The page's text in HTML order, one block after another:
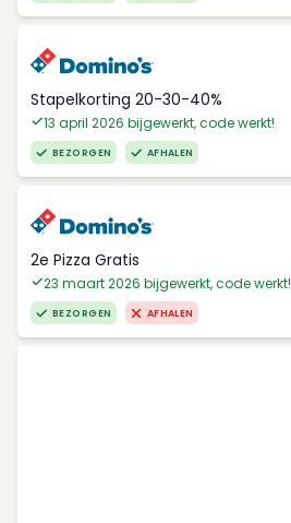
Stapelkorting 20-30-40%
13 april 2026 bijgewerkt, code werkt!
BEZORGEN AFHALEN
2e Pizza Gratis
23 maart 2026 bijgewerkt, code werkt!
BEZORGEN AFHALEN